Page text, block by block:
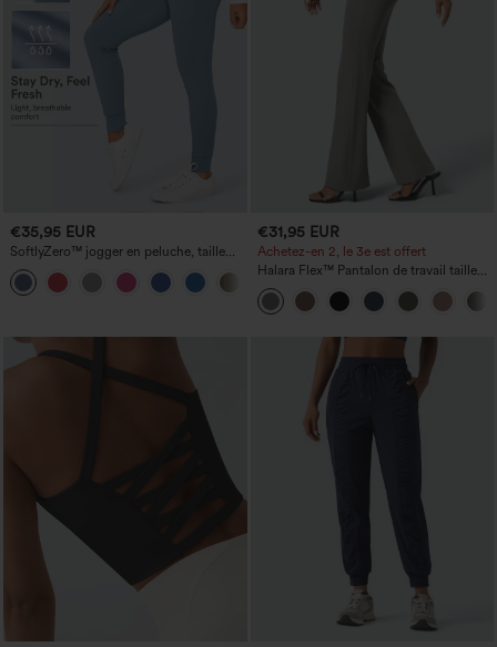
€35,95 EUR
SoftlyZero™ jogger en peluche, taille
haute, cordon à la taille, poches, uni,
longueur intégrale
€31,95 EUR
Achetez-en 2, le 3e est offert
Halara Flex™ Pantalon de travail taille
haute avec poche latérale arrière et
légère coupe évasée